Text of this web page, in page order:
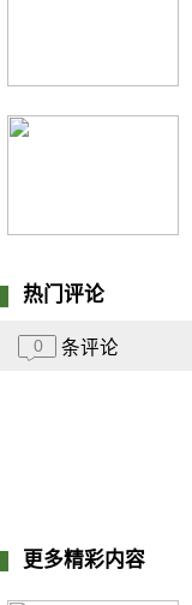
热门评论
0 条评论
更多精彩内容